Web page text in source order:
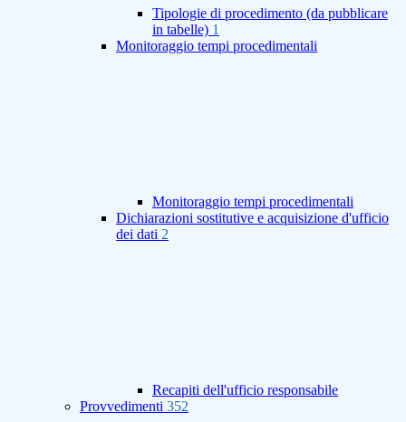
Tipologie di procedimento (da pubblicare
in tabelle) 1
Monitoraggio tempi procedimentali
Monitoraggio tempi procedimentali
Dichiarazioni sostitutive e acquisizione d'ufficio
dei dati 2
Recapiti dell'ufficio responsabile
Provvedimenti 352